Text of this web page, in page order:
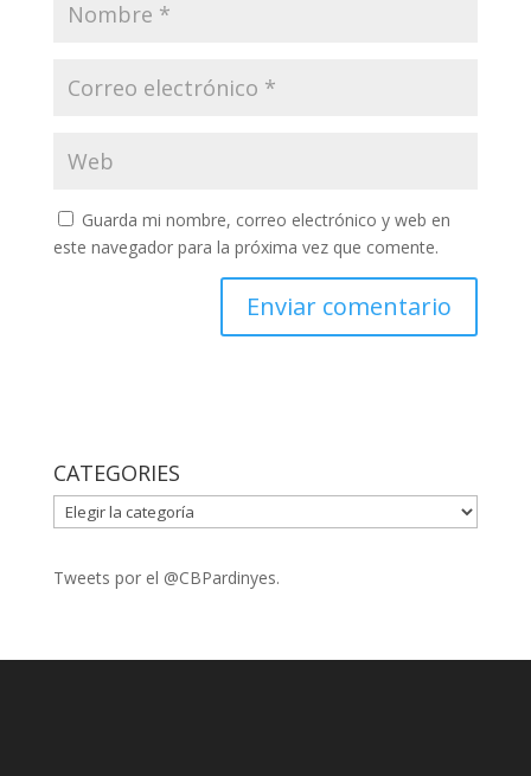
Guarda mi nombre, correo electrónico y web en
este navegador para la próxima vez que comente.
CATEGORIES
CATEGORIES
Tweets por el @CBPardinyes.